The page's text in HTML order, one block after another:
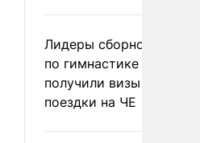
Лидеры сборной
по гимнастике не
получили визы для
поездки на ЧЕ